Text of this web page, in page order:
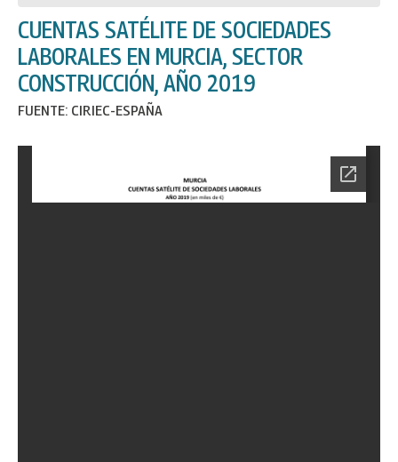
CUENTAS SATÉLITE DE SOCIEDADES
LABORALES EN MURCIA, SECTOR
CONSTRUCCIÓN, AÑO 2019
FUENTE: CIRIEC-ESPAÑA